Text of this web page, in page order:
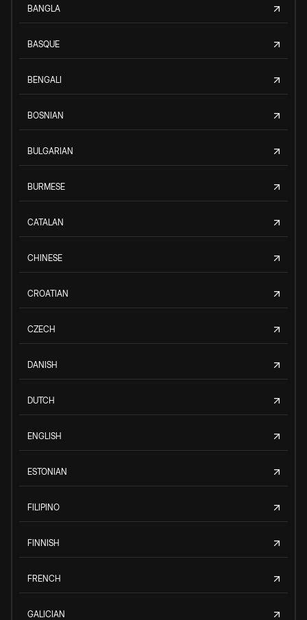
BANGLA
BASQUE
BENGALI
BOSNIAN
BULGARIAN
BURMESE
CATALAN
CHINESE
CROATIAN
CZECH
DANISH
DUTCH
ENGLISH
ESTONIAN
FILIPINO
FINNISH
FRENCH
GALICIAN